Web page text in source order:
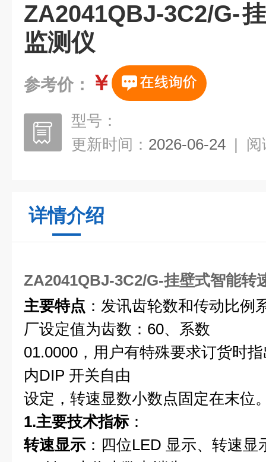
ZA2041QBJ-3C2/G-
监测仪
参考价： ￥
型号：
更新时间： 2026-06-24 | 阅
详情介绍
ZA2041QBJ-3C2/G-挂壁式智能转
主要特点 ：发讯齿轮数和传动比例
厂设定值为齿数：60、系数
01.0000，用户有特殊要求订货时
内DIP 开关自由
设定，转速显数小数点固定在末位
1.主要技术指标：
转速显示 ：四位LED 显示、转速